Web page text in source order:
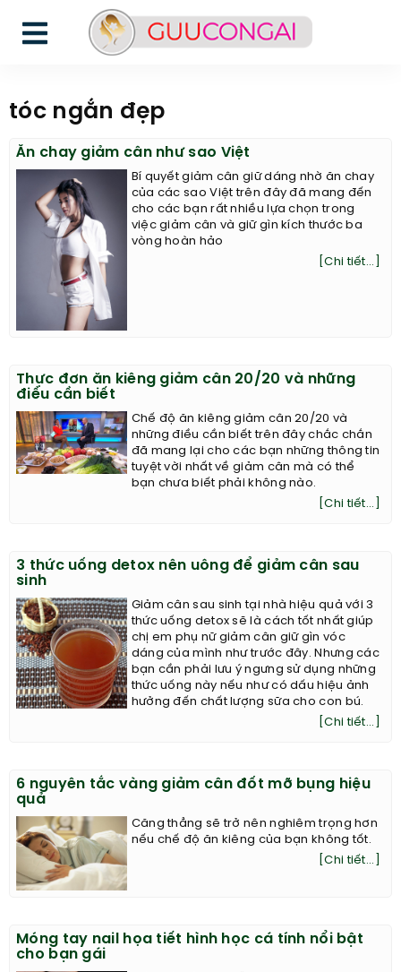
tóc ngắn đẹp
Ăn chay giảm cân như sao Việt
Bí quyết giảm cân giữ dáng nhờ ăn chay
của các sao Việt trên đây đã mang đến
cho các bạn rất nhiều lựa chọn trong
việc giảm cân và giữ gìn kích thước ba
vòng hoàn hảo
[Chi tiết...]
Thực đơn ăn kiêng giảm cân 20/20 và những
điều cần biết
Chế độ ăn kiêng giảm cân 20/20 và
những điều cần biết trên đây chắc chắn
đã mang lại cho các bạn những thông tin
tuyệt vời nhất về giảm cân mà có thể
bạn chưa biết phải không nào.
[Chi tiết...]
3 thức uống detox nên uông để giảm cân sau
sinh
Giảm cân sau sinh tại nhà hiệu quả với 3
thức uống detox sẽ là cách tốt nhất giúp
chị em phụ nữ giảm cân giữ gìn vóc
dáng của mình như trước đây. Nhưng các
bạn cần phải lưu ý ngưng sử dụng những
thức uống này nếu như có dấu hiệu ảnh
hưởng đến chất lượng sữa cho con bú.
[Chi tiết...]
6 nguyên tắc vàng giảm cân đốt mỡ bụng hiệu
quả
Căng thẳng sẽ trở nên nghiêm trọng hơn
nếu chế độ ăn kiêng của bạn không tốt.
[Chi tiết...]
Móng tay nail họa tiết hình học cá tính nổi bật
cho bạn gái